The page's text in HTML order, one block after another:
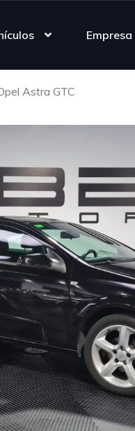
Empresa
Astra GTC